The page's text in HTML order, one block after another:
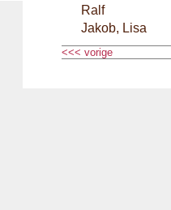
Ralf
Jakob, Lisa
<<< vorige